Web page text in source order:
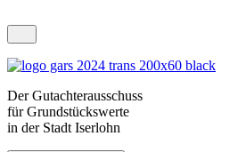
DerGutachterausschuss
für Grundstückswerte
in der Stadt Iserlohn